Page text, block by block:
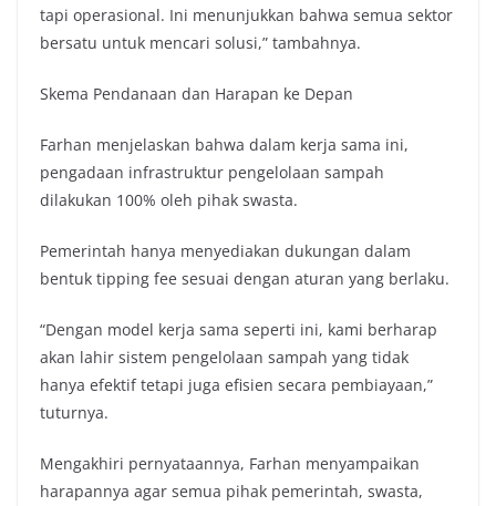
tapi operasional. Ini menunjukkan bahwa semua sektor
bersatu untuk mencari solusi,” tambahnya.
Skema Pendanaan dan Harapan ke Depan
Farhan menjelaskan bahwa dalam kerja sama ini,
pengadaan infrastruktur pengelolaan sampah
dilakukan 100% oleh pihak swasta.
Pemerintah hanya menyediakan dukungan dalam
bentuk tipping fee sesuai dengan aturan yang berlaku.
“Dengan model kerja sama seperti ini, kami berharap
akan lahir sistem pengelolaan sampah yang tidak
hanya efektif tetapi juga efisien secara pembiayaan,”
tuturnya.
Mengakhiri pernyataannya, Farhan menyampaikan
harapannya agar semua pihak pemerintah, swasta,